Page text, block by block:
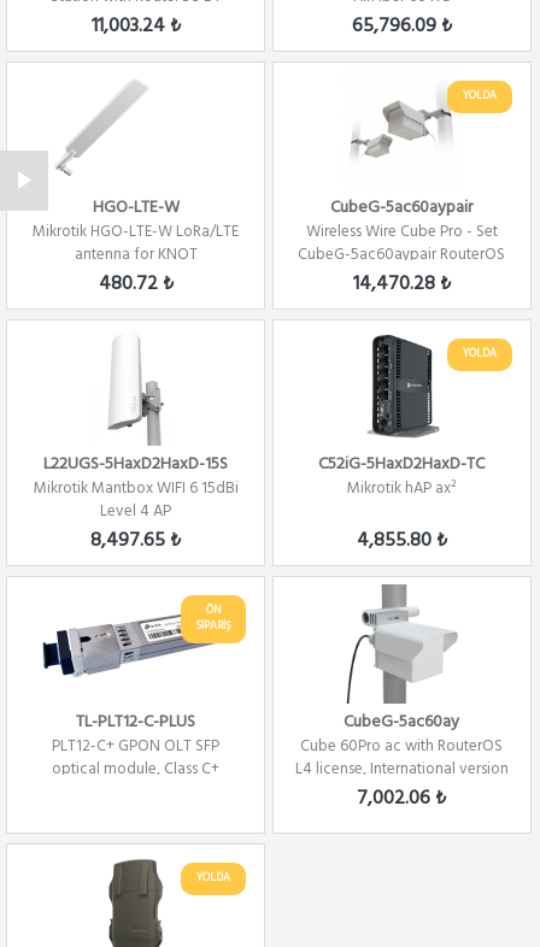
license
11,003.24 ₺ 65,796.09 ₺
HGO-LTE-W
Mikrotik HGO-LTE-W LoRa/LTE
antenna for KNOT
480.72 ₺
YOLDA
CubeG-5ac60aypair
Wireless Wire Cube Pro - Set
CubeG-5ac60aypair RouterOS
L4 license
14,470.28 ₺
L22UGS-5HaxD2HaxD-15S
Mikrotik Mantbox WIFI 6 15dBi
Level 4 AP
8,497.65 ₺
YOLDA
C52iG-5HaxD2HaxD-TC
Mikrotik hAP ax²
4,855.80 ₺
ÖN
SİPARİŞ
TL-PLT12-C-PLUS
PLT12-C+ GPON OLT SFP
optical module, Class C+
CubeG-5ac60ay
Cube 60Pro ac with RouterOS
L4 license, International version
7,002.06 ₺
YOLDA